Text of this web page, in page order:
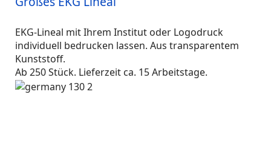
EKG-Lineal mit Ihrem Institut oder Logodruck
individuell bedrucken lassen. Aus transparentem
Kunststoff.
Ab 250 Stück. Lieferzeit ca. 15 Arbeitstage.